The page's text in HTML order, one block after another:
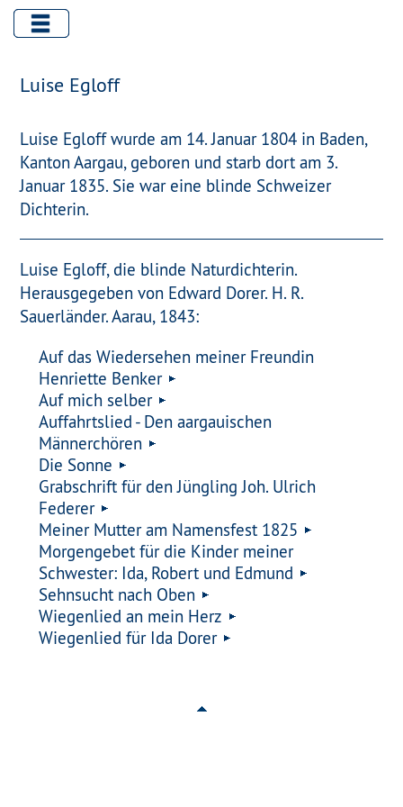
Luise Egloff
Luise Egloff wurde am 14. Januar 1804 in Baden,
Kanton Aargau, geboren und starb dort am 3.
Januar 1835. Sie war eine blinde Schweizer
Dichterin.
Luise Egloff, die blinde Naturdichterin.
Herausgegeben von Edward Dorer. H. R.
Sauerländer. Aarau, 1843:
Auf das Wiedersehen meiner Freundin
Henriette Benker
Auf mich selber
Auffahrtslied - Den aargauischen
Männerchören
Die Sonne
Grabschrift für den Jüngling Joh. Ulrich
Federer
Meiner Mutter am Namensfest 1825
Morgengebet für die Kinder meiner
Schwester: Ida, Robert und Edmund
Sehnsucht nach Oben
Wiegenlied an mein Herz
Wiegenlied für Ida Dorer